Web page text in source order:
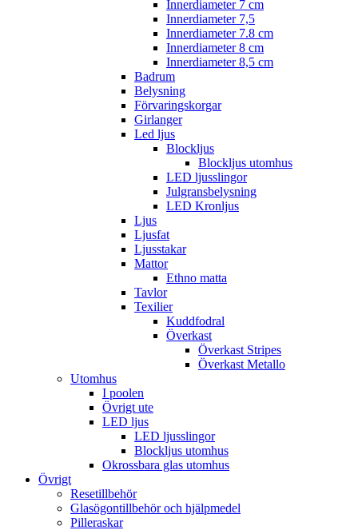
Innerdiameter 7 cm
Innerdiameter 7,5
Innerdiameter 7.8 cm
Innerdiameter 8 cm
Innerdiameter 8,5 cm
Badrum
Belysning
Förvaringskorgar
Girlanger
Led ljus
Blockljus
Blockljus utomhus
LED ljusslingor
Julgransbelysning
LED Kronljus
Ljus
Ljusfat
Ljusstakar
Mattor
Ethno matta
Tavlor
Texilier
Kuddfodral
Överkast
Överkast Stripes
Överkast Metallo
Utomhus
I poolen
Övrigt ute
LED ljus
LED ljusslingor
Blockljus utomhus
Okrossbara glas utomhus
Övrigt
Resetillbehör
Glasögontillbehör och hjälpmedel
Pilleraskar